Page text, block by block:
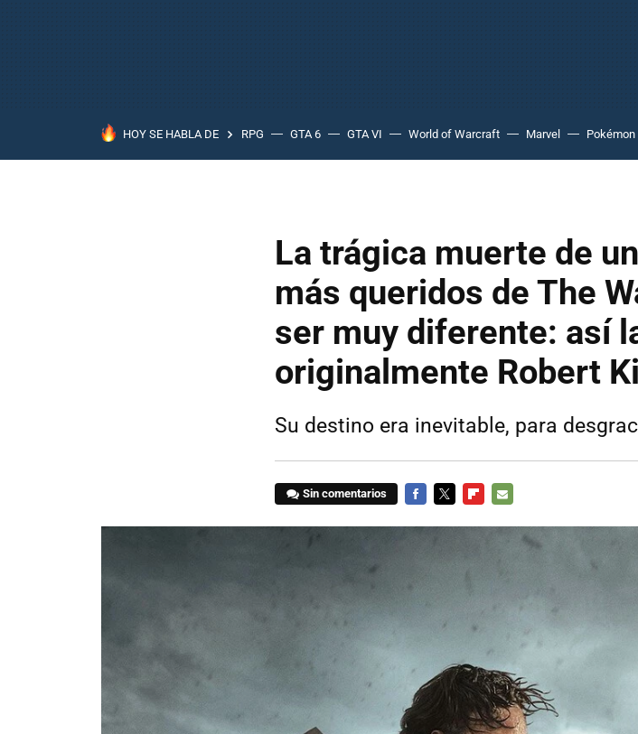
HOY SE HABLA DE RPG GTA 6 GTA VI World of Warcraft Marvel Pokémon
La trágica muerte de
más queridos de The
ser muy diferente: así
originalmente Robert
Su destino era inevitable, para
Sin comentarios
MAIL